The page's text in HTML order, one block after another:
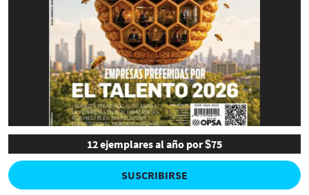
12 ejemplares al año por $75
SUSCRIBIRSE